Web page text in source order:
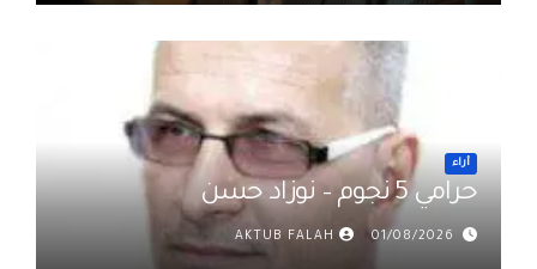
أراء
حرامي 5 نجوم – نوزاد حسن
01/08/2026
AKTUB FALAH